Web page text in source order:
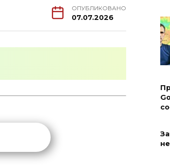
ОПУБЛИКОВАНО
07.07.2026